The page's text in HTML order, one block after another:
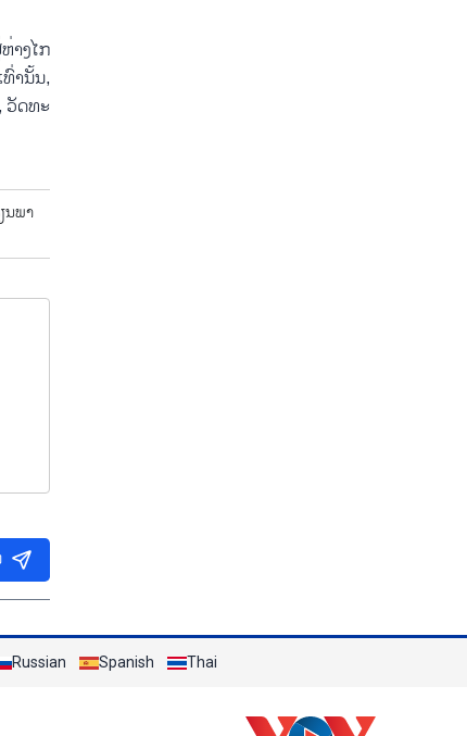
າງ​ໄກ​
າ​ນັ້ນ,
ວັດ​ທະ​
ນ​ພາ​
Russian Spanish Thai